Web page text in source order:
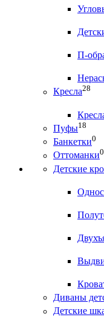
П-
Кресла28
Пуфы18
Банкетки0
Оттоманки0
Детские
Диваны
Детские